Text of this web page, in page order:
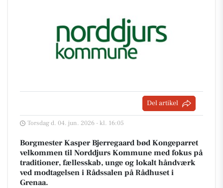
Del artikel
Torsdag d. 04. jun. 2026 - kl. 16:05
Borgmester Kasper Bjerregaard bød Kongeparret
velkommen til Norddjurs Kommune med fokus på
traditioner, fællesskab, unge og lokalt håndværk
ved modtagelsen i Rådssalen på Rådhuset i
Grenaa.